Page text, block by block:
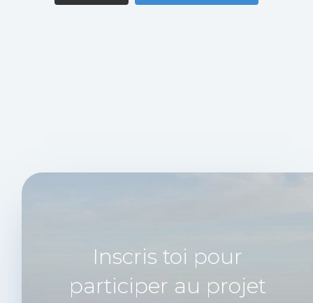
Inscris toi pour
participer au projet